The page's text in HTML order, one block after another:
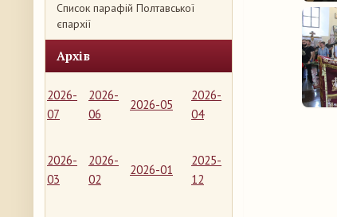
Список парафій Полтавської
єпархії
Архів
2026-
07
2026-
06
2026-05
2026-
04
2026-
03
2026-
02
2026-01
2025-
12